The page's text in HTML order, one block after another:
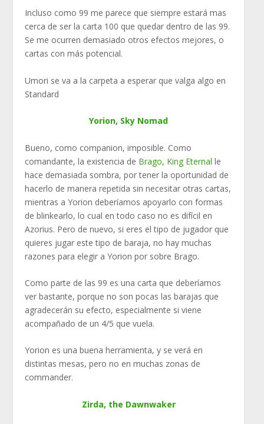
Incluso como 99 me parece que siempre estará mas
cerca de ser la carta 100 que quedar dentro de las 99.
Se me ocurren demasiado otros efectos mejores, o
cartas con más potencial.
Umori se va a la carpeta a esperar que valga algo en
Standard
Yorion, Sky Nomad
Bueno, como companion, imposible. Como
comandante, la existencia de Brago, King Eternalle
hace demasiada sombra, por tener la oportunidad de
hacerlo de manera repetida sin necesitar otras cartas,
mientras a Yorion deberíamos apoyarlo con formas
de blinkearlo, lo cual en todo caso no es difícil en
Azorius. Pero de nuevo, si eres el tipo de jugador que
quieres jugar este tipo de baraja, no hay muchas
razones para elegir a Yorion por sobre Brago.
Como parte de las 99 es una carta que deberíamos
ver bastante, porque no son pocas las barajas que
agradecerán su efecto, especialmente si viene
acompañado de un 4/5 que vuela.
Yorion es una buena herramienta, y se verá en
distintas mesas, pero no en muchas zonas de
commander.
Zirda, the Dawnwaker